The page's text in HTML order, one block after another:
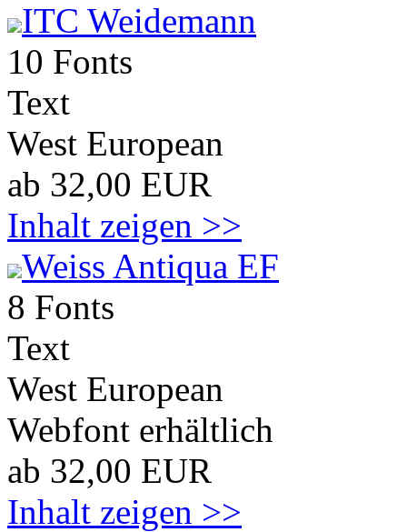
ITC Weidemann
10 Fonts
Text
West European
ab 32,00 EUR
Inhalt zeigen >>
Weiss Antiqua EF
8 Fonts
Text
West European
Webfont erhältlich
ab 32,00 EUR
Inhalt zeigen >>